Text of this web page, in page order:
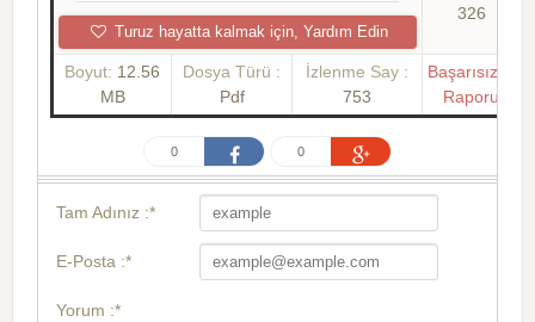
Turuz hayatta kalmak için, Yardım Edin
326
Boyut: 12.56
MB
Dosya Türü :
Pdf
İzlenme Say :
753
Başarısızlık
Raporu
0 0
Tam Adınız :*
E-Posta :*
Yorum :*